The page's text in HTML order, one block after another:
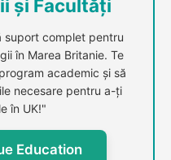
și Facultăți
suport complet pentru
în Marea Britanie. Te
academic și să
necesare pentru a-ți
în UK!"
Education